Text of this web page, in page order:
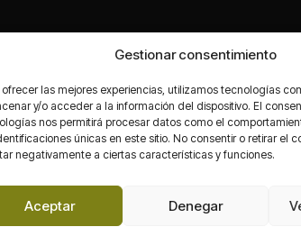
Gestionar consentimiento
ofrecer las mejores experiencias, utilizamos tecnologías
y/o acceder a la información del dispositivo. El
nos permitirá procesar datos como el
únicas en este sitio. No consentir o retirar el
negativamente a ciertas características y funciones.
Aceptar Denegar
Redes